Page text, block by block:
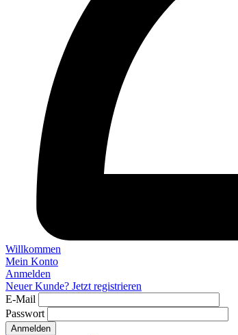
Willkommen
Mein Konto
Anmelden
Neuer Kunde? Jetzt registrieren
E-Mail
Passwort
Anmelden